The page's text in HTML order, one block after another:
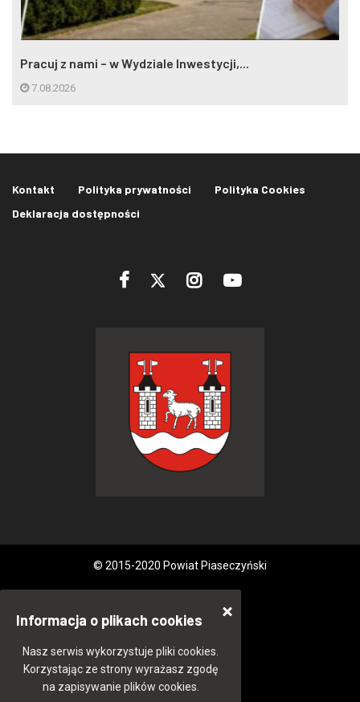
Pracuj z nami – w Wydziale Inwestycji,...
7.08.2026
Kontakt Polityka prywatności
Polityka Cookies
Deklaracja dostępności
© 2015-2020 Powiat Piaseczyński
Informacja o plikach cookies
Nasz serwis wykorzystuje pliki cookies.
Korzystając ze strony wyrażasz zgodę
na zapisywanie plików cookies.